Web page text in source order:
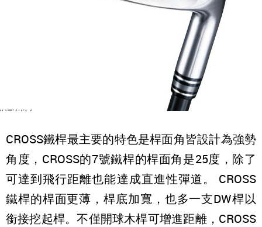
CROSS鐵桿最主要的特色是桿面角皆設計為強勢
角度，CROSS的7號鐵桿的桿面角是25度，除了
可達到飛行距離也能達成直進性彈道。 CROSS
鐵桿的桿面更薄，桿底加寬，也多一支DW桿以
銜接挖起桿。不僅開球木桿可增進距離，CROSS